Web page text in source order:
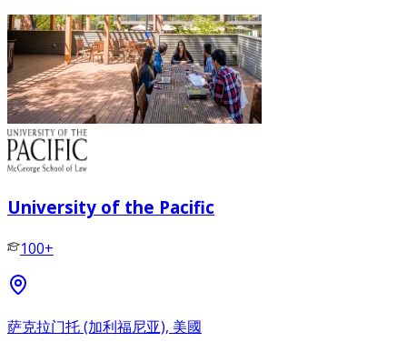
University of the Pacific
100+
萨克拉门托 (加利福尼亚), 美國